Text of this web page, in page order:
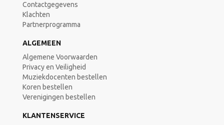
Contactgegevens
Klachten
Partnerprogramma
ALGEMEEN
Algemene Voorwaarden
Privacy en Veiligheid
Muziekdocenten bestellen
Koren bestellen
Verenigingen bestellen
KLANTENSERVICE